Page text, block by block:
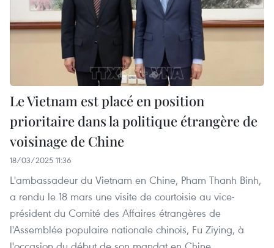
Le Vietnam est placé en position
prioritaire dans la politique étrangère de
voisinage de Chine
18/03/2025 11:36
L'ambassadeur du Vietnam en Chine, Pham Thanh Binh,
a rendu le 18 mars une visite de courtoisie au vice-
président du Comité des Affaires étrangères de
l'Assemblée populaire nationale chinois, Fu Ziying, à